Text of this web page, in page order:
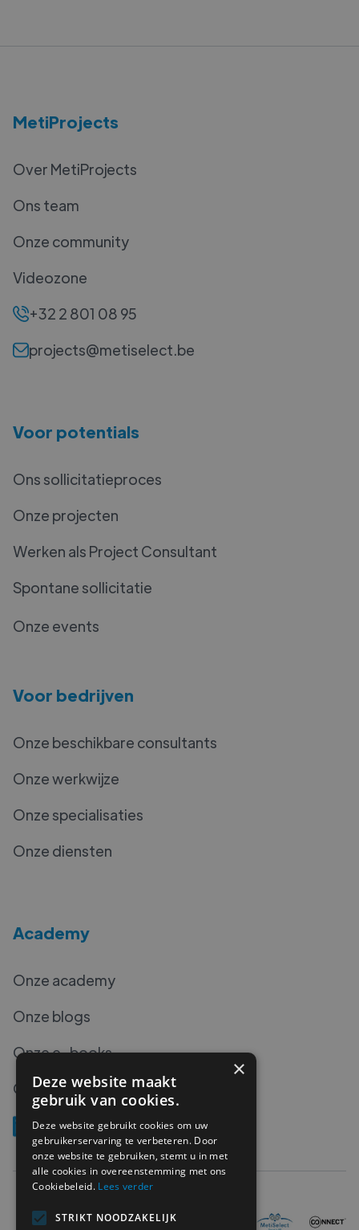
MetiProjects
Over MetiProjects
Ons team
Onze community
Videozone
+32 2 801 08 95
projects@metiselect.be
Voor potentials
Ons sollicitatieproces
Onze projecten
Werken als Project Consultant
Spontane sollicitatie
Onze events
Voor bedrijven
Onze beschikbare consultants
Onze werkwijze
Onze specialisaties
Onze diensten
Academy
Onze academy
Onze blogs
Onze e-books
Onze podcasts
×
Deze website maakt
gebruik van cookies.
Deze website gebruikt cookies om uw
gebruikerservaring te verbeteren. Door
onze website te gebruiken, stemt u in met
alle cookies in overeenstemming met ons
Cookiebeleid. Lees verder
STRIKT NOODZAKELIJK